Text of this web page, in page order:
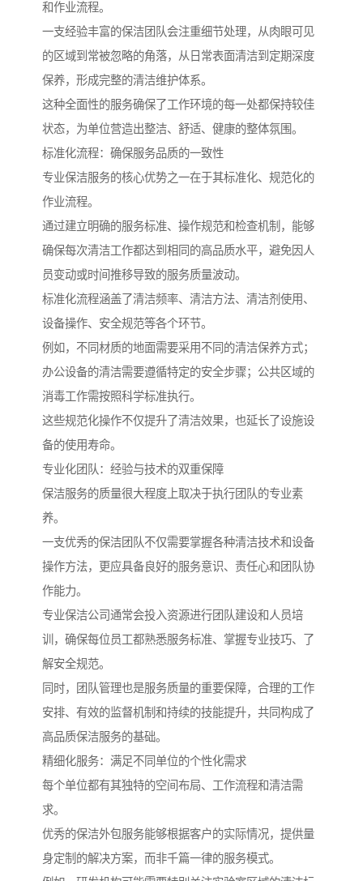
和作业流程。
一支经验丰富的保洁团队会注重细节处理，从肉眼可见
的区域到常被忽略的角落，从日常表面清洁到定期深度
保养，形成完整的清洁维护体系。
这种全面性的服务确保了工作环境的每一处都保持较佳
状态，为单位营造出整洁、舒适、健康的整体氛围。
标准化流程：确保服务品质的一致性
专业保洁服务的核心优势之一在于其标准化、规范化的
作业流程。
通过建立明确的服务标准、操作规范和检查机制，能够
确保每次清洁工作都达到相同的高品质水平，避免因人
员变动或时间推移导致的服务质量波动。
标准化流程涵盖了清洁频率、清洁方法、清洁剂使用、
设备操作、安全规范等各个环节。
例如，不同材质的地面需要采用不同的清洁保养方式；
办公设备的清洁需要遵循特定的安全步骤；公共区域的
消毒工作需按照科学标准执行。
这些规范化操作不仅提升了清洁效果，也延长了设施设
备的使用寿命。
专业化团队：经验与技术的双重保障
保洁服务的质量很大程度上取决于执行团队的专业素
养。
一支优秀的保洁团队不仅需要掌握各种清洁技术和设备
操作方法，更应具备良好的服务意识、责任心和团队协
作能力。
专业保洁公司通常会投入资源进行团队建设和人员培
训，确保每位员工都熟悉服务标准、掌握专业技巧、了
解安全规范。
同时，团队管理也是服务质量的重要保障，合理的工作
安排、有效的监督机制和持续的技能提升，共同构成了
高品质保洁服务的基础。
精细化服务：满足不同单位的个性化需求
每个单位都有其独特的空间布局、工作流程和清洁需
求。
优秀的保洁外包服务能够根据客户的实际情况，提供量
身定制的解决方案，而非千篇一律的服务模式。